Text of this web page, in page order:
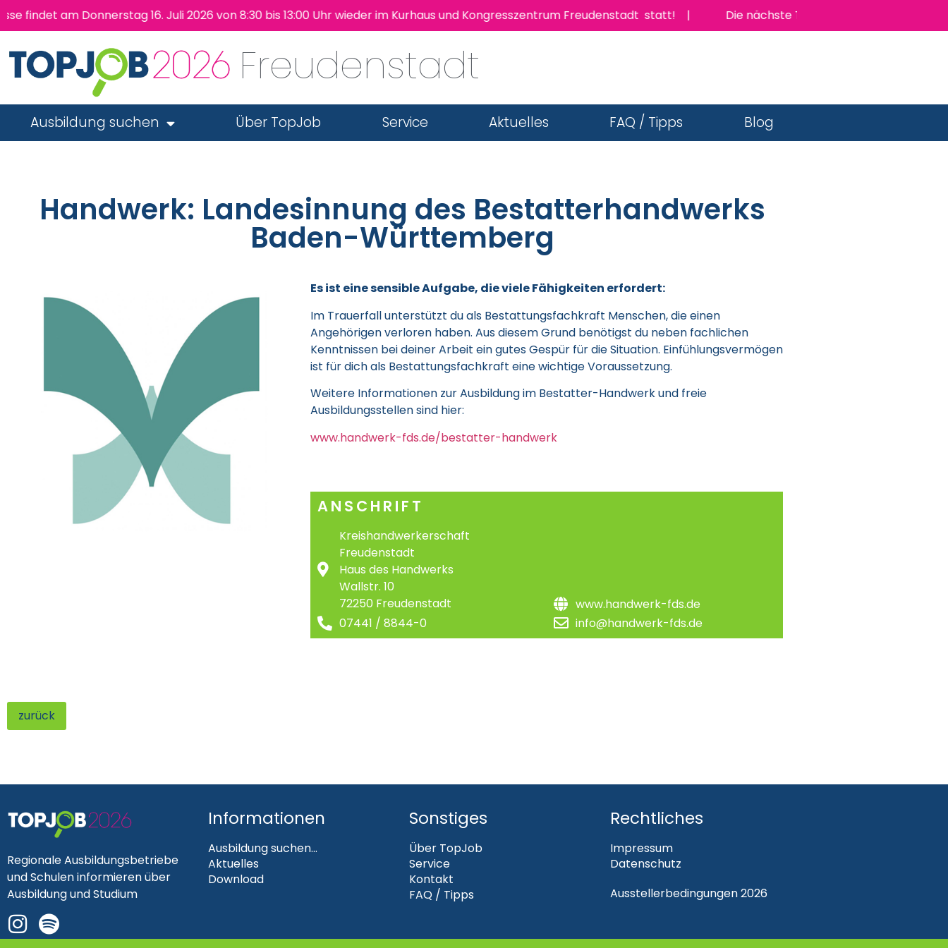
findet am Donnerstag 16. Juli 2026 von 8:30 bis 13:00 Uhr wieder im Kurhaus und Kongresszentrum Freudenstadt statt! | Die nächste TopJob Messe findet am
Freudenstadt
Ausbildung suchen Über TopJob Service Aktuelles FAQ / Tipps Blog
Handwerk: Landesinnung des Bestatterhandwerks
Baden-Württemberg
Es ist eine sensible Aufgabe, die viele Fähigkeiten erfordert:
Im Trauerfall unterstützt du als Bestattungsfachkraft Menschen, die einen
Angehörigen verloren haben. Aus diesem Grund benötigst du neben fachlichen
Kenntnissen bei deiner Arbeit ein gutes Gespür für die Situation. Einfühlungsvermögen
ist für dich als Bestattungsfachkraft eine wichtige Voraussetzung.
Weitere Informationen zur Ausbildung im Bestatter-Handwerk und freie
Ausbildungsstellen sind hier:
www.handwerk-fds.de/bestatter-handwerk
ANSCHRIFT
Kreishandwerkerschaft
Freudenstadt
Haus des Handwerks
Wallstr. 10
72250 Freudenstadt
07441 / 8844-0
www.handwerk-fds.de
info@handwerk-fds.de
zurück
Regionale Ausbildungsbetriebe
und Schulen informieren über
Ausbildung und Studium
Informationen
Ausbildung suchen...
Aktuelles
Download
Sonstiges
Über TopJob
Service
Kontakt
FAQ / Tipps
Rechtliches
Impressum
Datenschutz
Aussteller­bedingungen 2026